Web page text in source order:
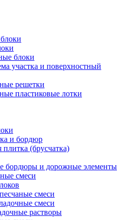
блоки
участка и поверхностный
решетки
пластиковые лотки
и бордюр
плитка (брусчатка)
бордюры и дорожные элементы
смеси
смеси
смеси
растворы